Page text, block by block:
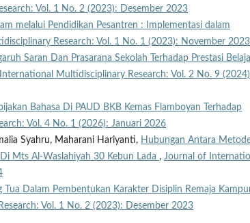
Vol. 1 No. 2 (2023): Desember 2023
melalui Pendidikan Pesantren : Implementasi dalam
Research: Vol. 1 No. 1 (2023): November 2023
Saran Dan Prasarana Sekolah Terhadap Prestasi
Multidisciplinary Research: Vol. 2 No. 9
Bahasa Di PAUD BKB Kemas Flamboyan Terhadap
Vol. 4 No. 1 (2026): Januari 2026
Syahru, Maharani Hariyanti, Hubungan Antara
Mts Al-Waslahiyah 30 Kebun Lada , Journal of
Tua Dalam Pembentukan Karakter Disiplin Remaja
Vol. 1 No. 2 (2023): Desember 2023